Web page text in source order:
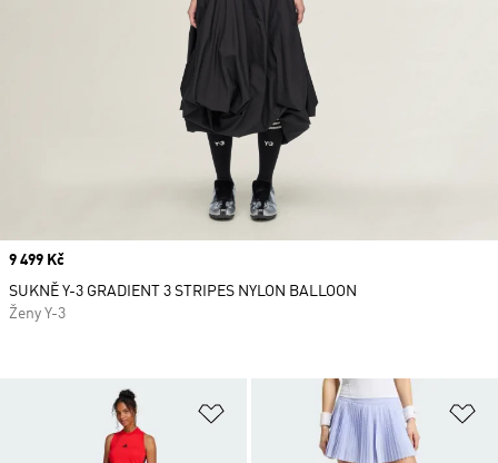
Přidat do seznamu přání
Price
9 499 Kč
SUKNĚ Y-3 GRADIENT 3 STRIPES NYLON BALLOON
Ženy Y-3